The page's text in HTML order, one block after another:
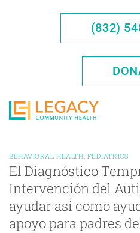
(832)
BEHAVIORAL HEALTH PEDIATRICS
El Diagnóstico
Intervención del
ayudar así como
apoyo para padres